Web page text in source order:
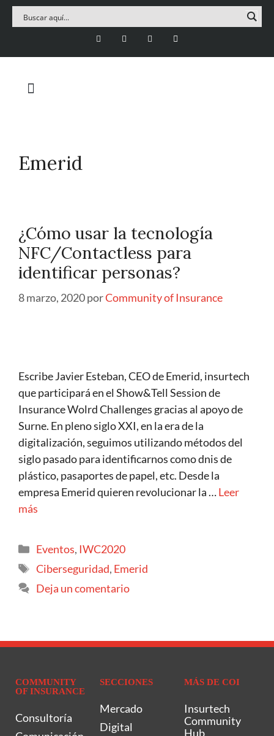
Emerid
¿Cómo usar la tecnología
NFC/Contactless para
identificar personas?
8 marzo, 2020porCommunity of Insurance
Escribe Javier Esteban, CEO de Emerid, insurtech
que participará en el Show&Tell Session de
Insurance Wolrd Challenges gracias al apoyo de
Surne. En pleno siglo XXI, en la era de la
digitalización, seguimos utilizando métodos del
siglo pasado para identificarnos como dnis de
plástico, pasaportes de papel, etc. Desde la
empresa Emerid quieren revolucionar la …Leer
más
Eventos, IWC2020
Ciberseguridad, Emerid
Deja un comentario
COMMUNITY
OF INSURANCE
Consultoría
SECCIONES
Mercado
Digital
MÁS DE COI
Insurtech
Community
Hub